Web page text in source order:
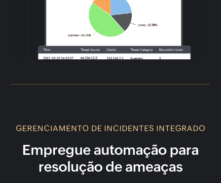
GERENCIAMENTO DE INCIDENTES INTEGRADO
Empregue automação para
resolução de ameaças